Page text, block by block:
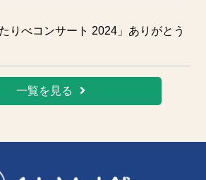
りべコンサート 2024」ありがとう
一覧を見る